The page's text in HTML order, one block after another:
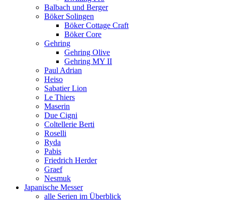
Balbach und Berger
Böker Solingen
Böker Cottage Craft
Böker Core
Gehring
Gehring Olive
Gehring MY II
Paul Adrian
Heiso
Sabatier Lion
Le Thiers
Maserin
Due Cigni
Coltellerie Berti
Roselli
Ryda
Pabis
Friedrich Herder
Graef
Nesmuk
Japanische Messer
alle Serien im Überblick